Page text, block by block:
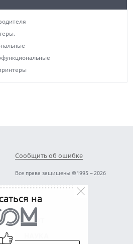
Сообщить об ошибке
Все права защищены ©1995 – 2026
СОФТ
на